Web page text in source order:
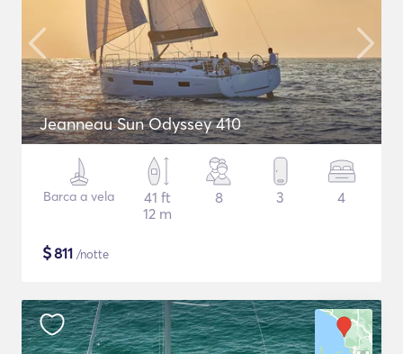
Jeanneau Sun Odyssey 410
Barca a vela
41 ft
12 m
8 3 4
$811 /notte